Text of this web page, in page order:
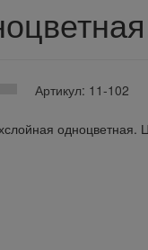
Артикул: 11-102
одноцветная.